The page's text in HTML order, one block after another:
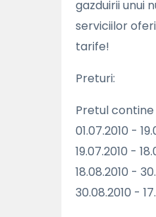
gazduirii unui
serviciilor
tarife!
Preturi:
Pretul
01.07.2010 -
19.07.2010 -
18.08.2010 -
30.08.2010 -